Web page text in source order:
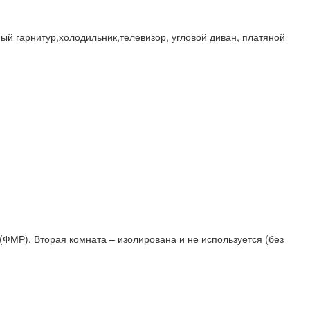
угловой диван, платяной
Вторая комната – изолирована и не используется (без